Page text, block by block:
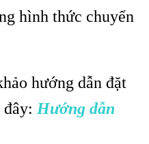
hình thức chuyển
hướng dẫn đặt
Hướng dẫn